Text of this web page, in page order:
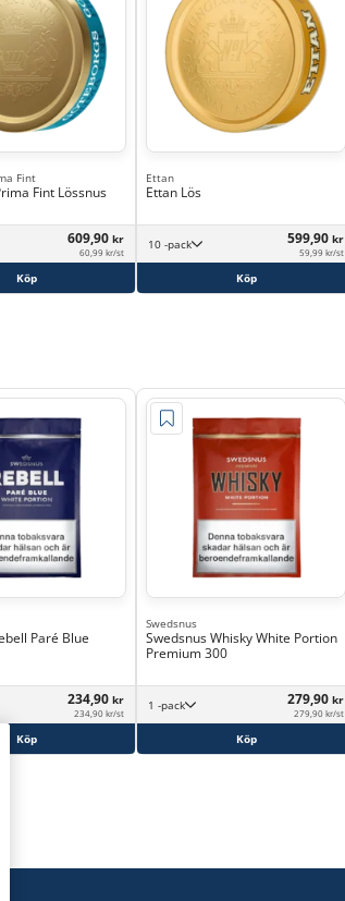
Fint
Fint Lössnus
609,90 kr
60,99 kr/st
Köp
Ettan
Ettan Lös
10 -pack 599,90 kr
59,99 kr/st
Köp
Paré Blue
234,90 kr
234,90 kr/st
Köp
Swedsnus
Swedsnus Whisky White Portion
Premium 300
1 -pack 279,90 kr
279,90 kr/st
Köp